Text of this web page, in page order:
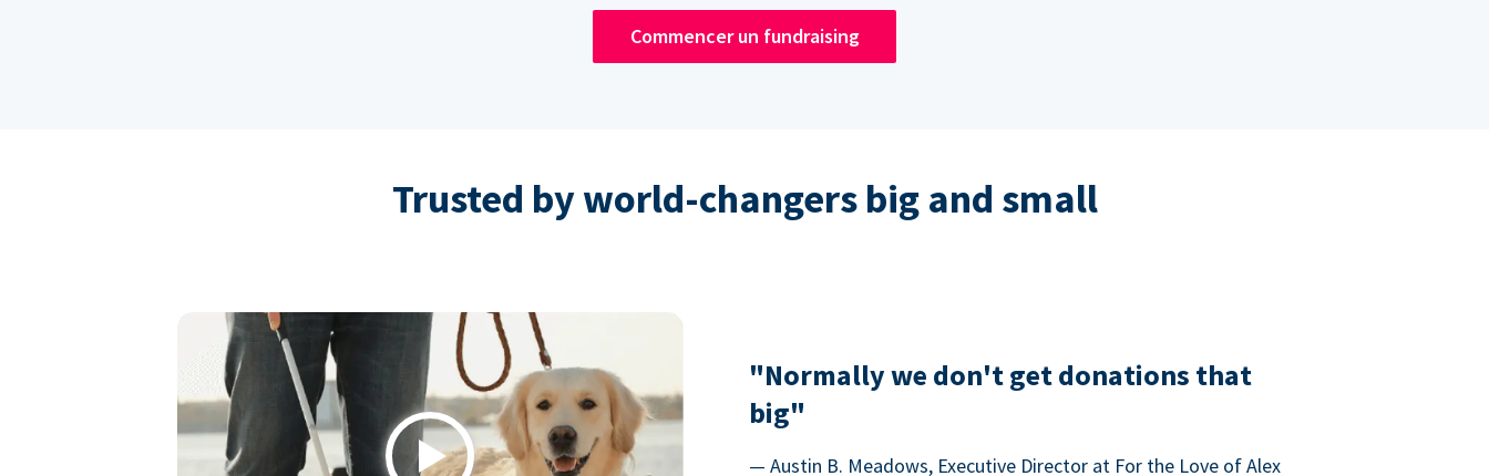
Commencer un fundraising
Trusted by world-changers big and small
Play
"Normally we don't get donations that
big"
— Austin B. Meadows, Executive Director at For the Love of Alex